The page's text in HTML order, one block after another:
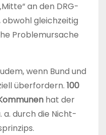
an den DRG-
gleichzeitig
Problemursache
wenn Bund und
überfordern. 100
hat der
a. durch die Nicht-